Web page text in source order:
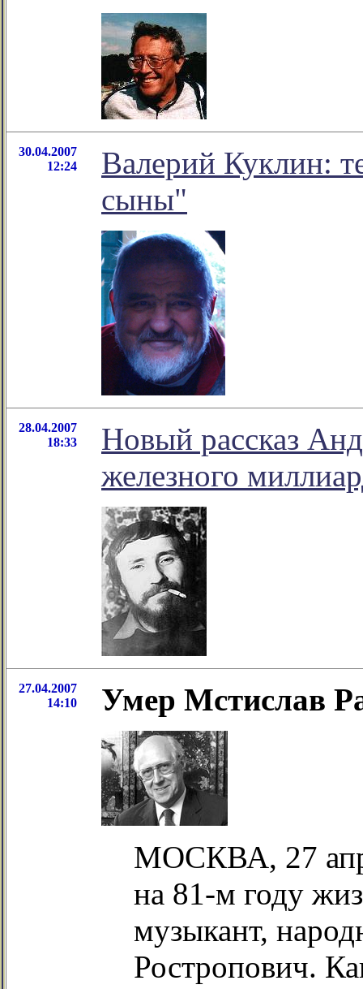
30.04.2007
12:24
Валерий Куклин:
сыны"
28.04.2007
18:33
Новый рассказ
железного
27.04.2007
14:10
Умер Мстислав
МОСКВА, 27
на 81-м году
музыкант,
Ростропович.